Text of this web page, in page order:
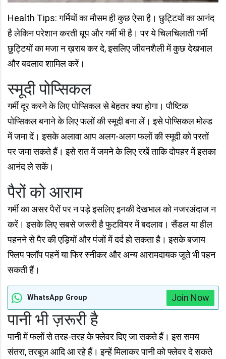
Health Tips: गर्मियों का मौसम ही कुछ ऐसा है। छुट्टियों का आनंद
है लेकिन परेशान करती धूप और गर्मी भी है। पर ये चिलचिलाती गर्मी
छुट्टियों का मजा न ख़राब कर दे, इसलिए जीवनशैली में कुछ देखभाल
और बदलाव शामिल करें।
स्मूदी पोप्सिकल
गर्मी दूर करने के लिए पोप्सिकल से बेहतर क्या होगा। पौष्टिक
पोप्सिकल बनाने के लिए फलों की स्मूदी बना लें। इसे पोप्सिकल मोल्ड
में जमा दें। इसके अलावा आप अलग-अलग फलों की स्मूदी को परतों
पर जमा सकते हैं। इसे रात में जमने के लिए रखें ताकि दोपहर में इसका
आनंद ले सकें।
पैरों को आराम
गर्मी का असर पैरों पर न पड़े इसलिए इनकी देखभाल को नजरअंदाज न
करें। इसके लिए सबसे जरूरी है फुटवियर में बदलाव। सैंडल या हील
पहनने से पैर की एड़ियों और पंजों में दर्द हो सकता है। इसके बजाय
फ्लिप फ्लॉप पहनें या फिर स्नीकर और अन्य आरामदायक जूते भी पहन
सकती हैं।
WhatsApp Group Join Now
पानी भी ज़रूरी है
पानी में फलों से तरह-तरह के फ्लेवर दिए जा सकते हैं। इस समय
संतरा, तरबूज आदि आ रहे हैं। इन्हें मिलाकर पानी को फ्लेवर दे सकते